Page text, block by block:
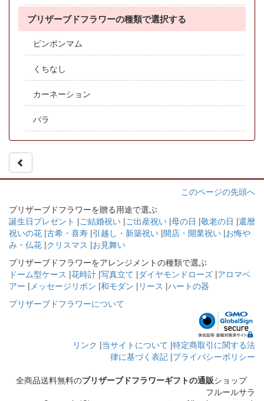
プリザーブドフラワーの種類で選択する
ピンポンマム
くちなし
カーネーション
バラ
このページの先頭へ
プリザーブドフラワーを贈る用途で選ぶ
誕生日プレゼント |ご結婚祝い |ご出産祝い |母の日 |敬老の日 |還暦
祝いの花 |古希・喜寿 |引越し・新築祝い |開店・開業祝い |お悔や
み・仏花 |クリスマス |お見舞い
プリザーブドフラワーをアレンジメントの種類で選ぶ
ドーム型ケース |花時計 |写真立て |ダイヤモンドローズ |アロマベ
アー |メッセージリボン |和モダン | リース |ハートの器
プリザーブドフラワーについて
リンク |当サイトについて |特定商取引に関する法
律に基づく表記 |プライバシーポリシー
全商品送料無料のプリザーブドフラワーギフトの通販ショップ
フルールサラ